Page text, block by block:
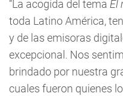
“La acogida del tema El
toda Latino América,
y de las emisoras
excepcional. Nos
brindado por nuestra
cuales fueron quienes